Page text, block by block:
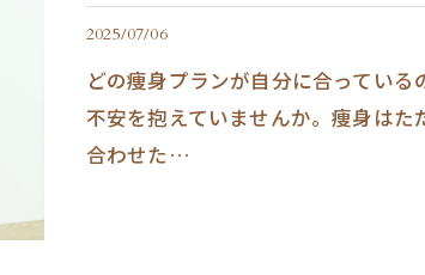
2025/07/06
どの痩身プランが自分に合ってい
不安を抱えていませんか。痩身は
合わせた…